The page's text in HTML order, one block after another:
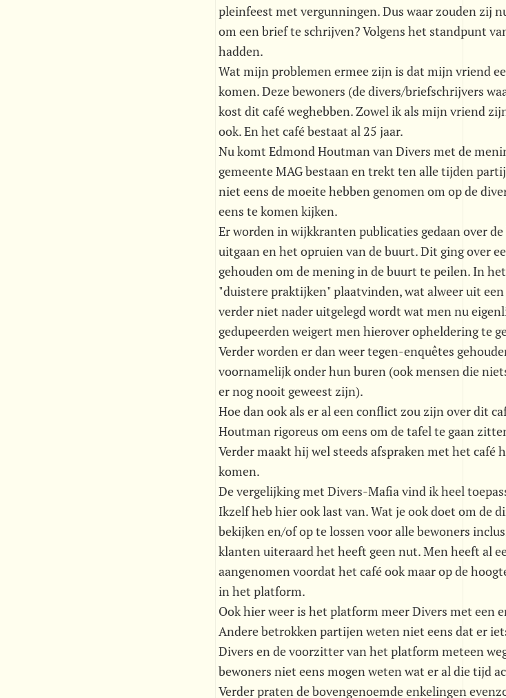
pleinfeest met vergunningen. Dus waar zouden zij
om een brief te schrijven? Volgens het standpunt
hadden.
Wat mijn problemen ermee zijn is dat mijn vriend
komen. Deze bewoners (de divers/briefschrijvers
kost dit café weghebben. Zowel ik als mijn vriend
ook. En het café bestaat al 25 jaar.
Nu komt Edmond Houtman van Divers met de
gemeente MAG bestaan en trekt ten alle tijden
niet eens de moeite hebben genomen om op de
eens te komen kijken.
Er worden in wijkkranten publicaties gedaan over
uitgaan en het opruien van de buurt. Dit ging over
gehouden om de mening in de buurt te peilen. In
"duistere praktijken" plaatvinden, wat alweer uit
verder niet nader uitgelegd wordt wat men nu
gedupeerden weigert men hierover opheldering te
Verder worden er dan weer tegen-enquêtes
voornamelijk onder hun buren (ook mensen die
er nog nooit geweest zijn).
Hoe dan ook als er al een conflict zou zijn over dit
Houtman rigoreus om eens om de tafel te gaan
Verder maakt hij wel steeds afspraken met het café
komen.
De vergelijking met Divers-Mafia vind ik heel
Ikzelf heb hier ook last van. Wat je ook doet om de
bekijken en/of op te lossen voor alle bewoners
klanten uiteraard het heeft geen nut. Men heeft al
aangenomen voordat het café ook maar op de
in het platform.
Ook hier weer is het platform meer Divers met een
Andere betrokken partijen weten niet eens dat er
Divers en de voorzitter van het platform meteen
bewoners niet eens mogen weten wat er al die tijd
Verder praten de bovengenoemde enkelingen